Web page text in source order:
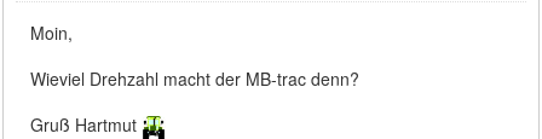
Moin,
Wieviel Drehzahl macht der MB-trac denn?
Gruß Hartmut